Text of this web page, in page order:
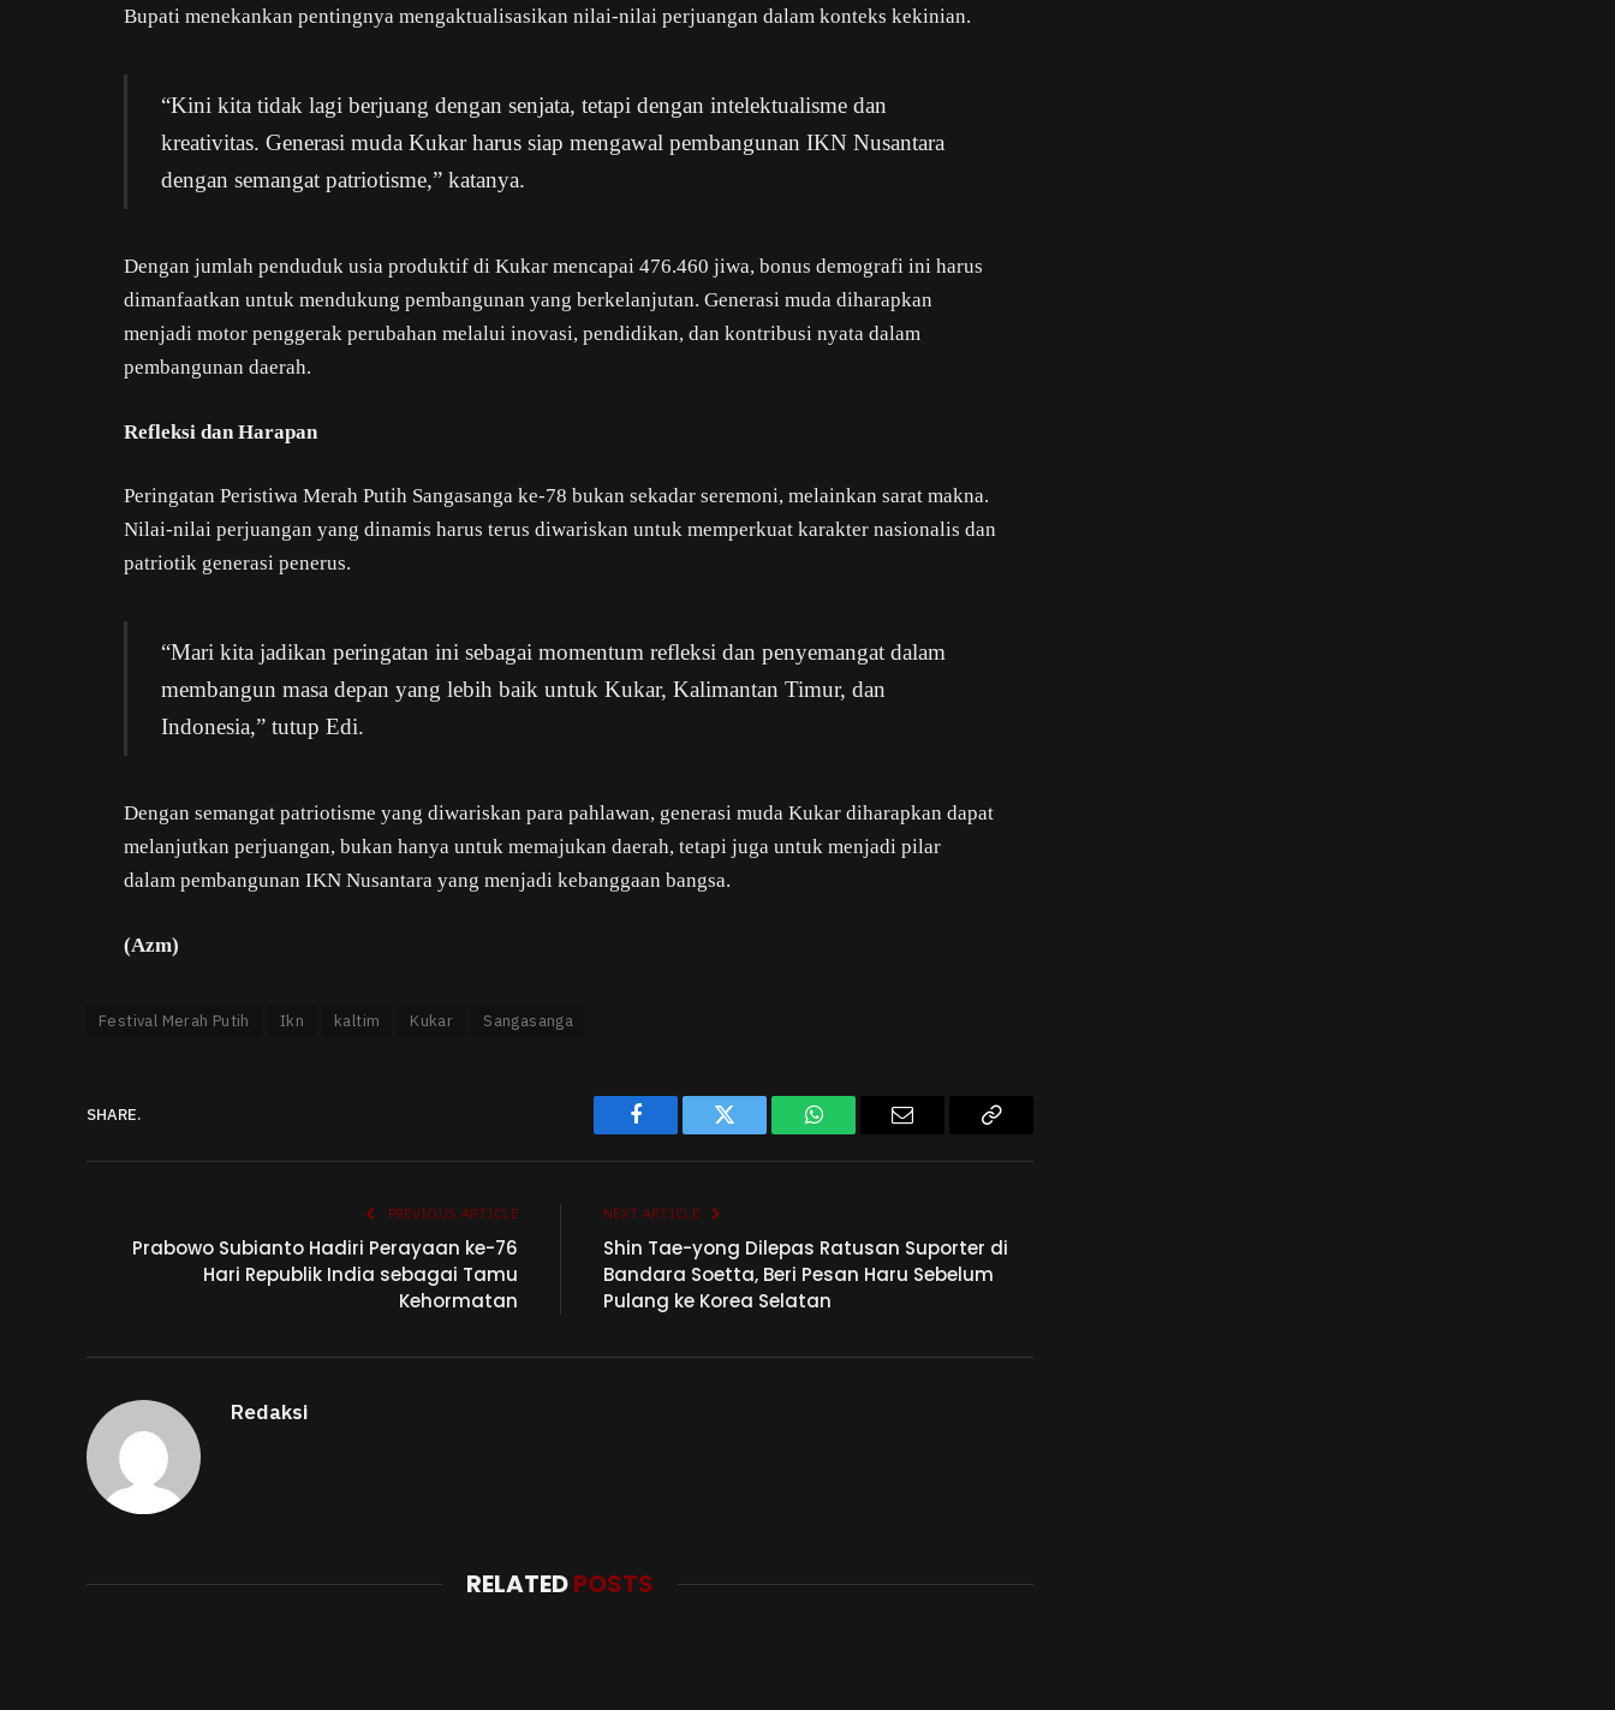
Bupati menekankan pentingnya mengaktualisasikan nilai-nilai perjuangan dalam konteks kekinian.
“Kini kita tidak lagi berjuang dengan senjata, tetapi dengan intelektualisme dan
kreativitas. Generasi muda Kukar harus siap mengawal pembangunan IKN Nusantara
dengan semangat patriotisme,” katanya.
Dengan jumlah penduduk usia produktif di Kukar mencapai 476.460 jiwa, bonus demografi ini harus
dimanfaatkan untuk mendukung pembangunan yang berkelanjutan. Generasi muda diharapkan
menjadi motor penggerak perubahan melalui inovasi, pendidikan, dan kontribusi nyata dalam
pembangunan daerah.
Refleksi dan Harapan
Peringatan Peristiwa Merah Putih Sangasanga ke-78 bukan sekadar seremoni, melainkan sarat makna.
Nilai-nilai perjuangan yang dinamis harus terus diwariskan untuk memperkuat karakter nasionalis dan
patriotik generasi penerus.
“Mari kita jadikan peringatan ini sebagai momentum refleksi dan penyemangat dalam
membangun masa depan yang lebih baik untuk Kukar, Kalimantan Timur, dan
Indonesia,” tutup Edi.
Dengan semangat patriotisme yang diwariskan para pahlawan, generasi muda Kukar diharapkan dapat
melanjutkan perjuangan, bukan hanya untuk memajukan daerah, tetapi juga untuk menjadi pilar
dalam pembangunan IKN Nusantara yang menjadi kebanggaan bangsa.
(Azm)
Festival Merah Putih Ikn kaltim Kukar Sangasanga
SHARE.
Facebook Twitter WhatsAppEmail
Copy
PREVIOUS ARTICLE
Prabowo Subianto Hadiri Perayaan ke-76
Hari Republik India sebagai Tamu
Kehormatan
NEXT ARTICLE
Shin Tae-yong Dilepas Ratusan Suporter di
Bandara Soetta, Beri Pesan Haru Sebelum
Pulang ke Korea Selatan
Redaksi
RELATEDPOSTS